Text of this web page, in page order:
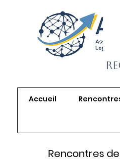
Accueil
Rencontres de